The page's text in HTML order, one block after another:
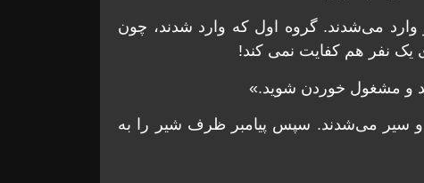
وارد می‌شدند. گروه اول که وارد شدند، چون
یک نفر هم کفایت نمی کند!
و مشغول خوردن شوید.»
سیر می‌شدند. سپس پیامبر ظرف شیر را به